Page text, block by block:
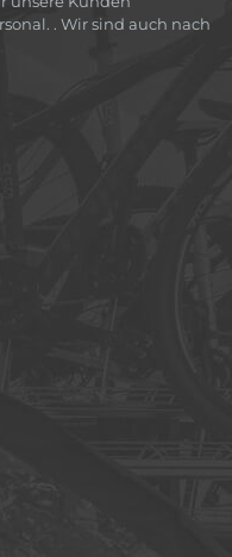
. Wir sind auch nach